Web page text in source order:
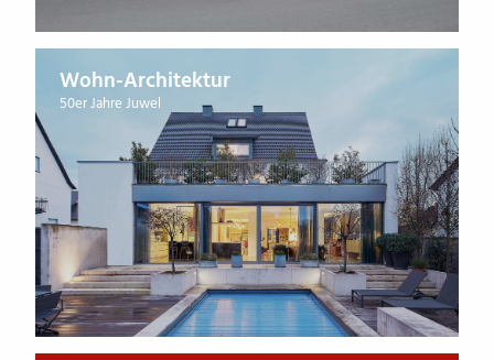
Wohn-Architektur
50er Jahre Juwel